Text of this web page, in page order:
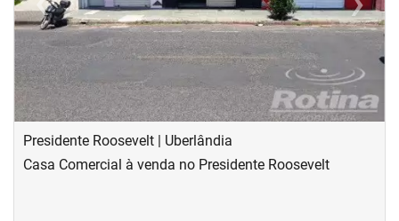
Previous Next
Presidente Roosevelt | Uberlândia
Casa Comercial à venda no Presidente Roosevelt